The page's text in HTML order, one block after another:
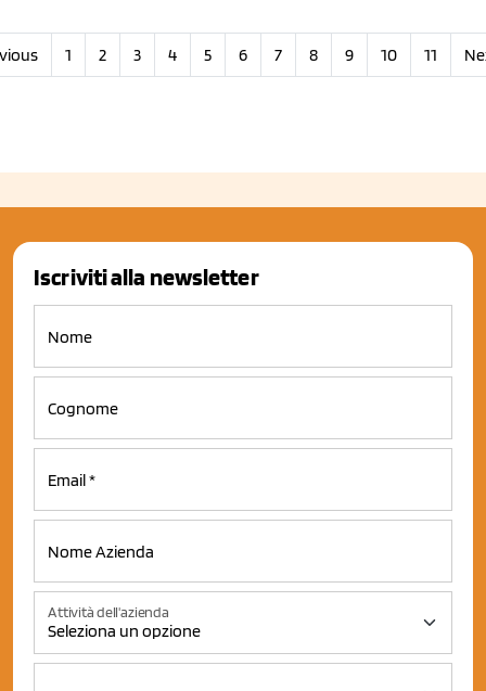
1 2 3 4 5 6 7 8 9 10 11
Iscriviti alla newsletter
Attività dell'azienda